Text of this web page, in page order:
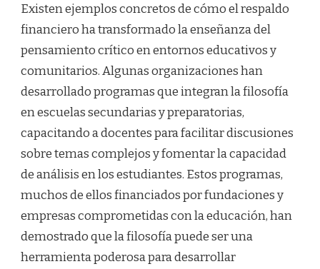
Existen ejemplos concretos de cómo el respaldo
financiero ha transformado la enseñanza del
pensamiento crítico en entornos educativos y
comunitarios. Algunas organizaciones han
desarrollado programas que integran la filosofía
en escuelas secundarias y preparatorias,
capacitando a docentes para facilitar discusiones
sobre temas complejos y fomentar la capacidad
de análisis en los estudiantes. Estos programas,
muchos de ellos financiados por fundaciones y
empresas comprometidas con la educación, han
demostrado que la filosofía puede ser una
herramienta poderosa para desarrollar